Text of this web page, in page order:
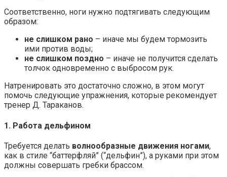
Соответственно, ноги нужно подтягивать следующим
образом:
не слишком рано – иначе мы будем тормозить
ими против воды;
не слишком поздно – иначе не получится сделать
толчок одновременно с выбросом рук.
Натренировать это достаточно сложно, в этом могут
помочь следующие упражнения, которые рекомендует
тренер Д. Тараканов.
1. Работа дельфином
Требуется делать волнообразные движения ногами,
как в стиле “баттерфляй” (“дельфин”), а руками при этом
должны совершать гребки брассом.